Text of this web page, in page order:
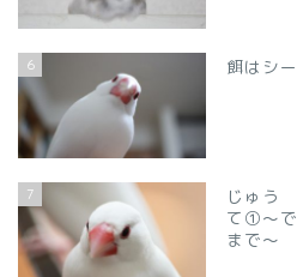
6 餌はシ
7
じゅう
て①～
まで～